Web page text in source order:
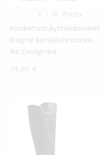
S M Poista
Kosketusnäyttökäsineet
Dagny konjakinruskea
Re:Designed
74,95 €